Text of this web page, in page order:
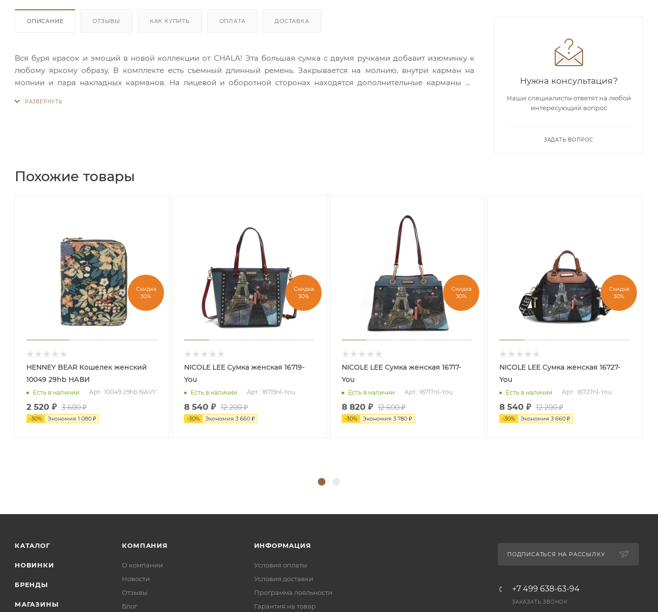
ОПИСАНИЕ ОТЗЫВЫ КАК КУПИТЬ ОПЛАТА ДОСТАВКА
Вся буря красок и эмоций в новой коллекции от CHALA! Эта большая сумка с двумя ручками добавит изюминку к
любому яркому образу. В комплекте есть съемный длинный ремень. Закрывается на молнию, внутри карман на
молнии и пара накладных карманов. На лицевой и оборотной сторонах находятся дополнительные карманы на
Нужна консультация?
Наши специалисты ответят на любой
интересующий вопрос
ЗАДАТЬ ВОПРОС
Похожие товары
Скидка
30%
HENNEY BEAR Кошелек женский
10049 29hb НАВИ
Есть в наличии Арт.: 10049 29hb NAVY
2 520 ₽ 3 600₽
-30% Экономия 1 080 ₽
Скидка
30%
NICOLE LEE Сумка женская 16719-
You
Есть в наличии Арт.: 16719nl-You
8 540 ₽ 12 200₽
-30% Экономия 3 660 ₽
Скидка
30%
NICOLE LEE Сумка женская 16717-
You
Есть в наличии Арт.: 16717nl-You
8 820 ₽ 12 600₽
-30% Экономия 3 780 ₽
Скидка
30%
NICOLE LEE Сумка женская 16727-
You
Есть в наличии Арт.: 16727nl-You
8 540 ₽ 12 200₽
-30% Экономия 3 660 ₽
КАТАЛОГ
НОВИНКИ
БРЕНДЫ
МАГАЗИНЫ
КОМПАНИЯ
О компании
Новости
Отзывы
Блог
ИНФОРМАЦИЯ
Условия оплаты
Условия доставки
Программа лояльности
Гарантия на товар
ПОДПИСАТЬСЯ НА РАССЫЛКУ
+7 499 638-63-94
ЗАКАЗАТЬ ЗВОНОК